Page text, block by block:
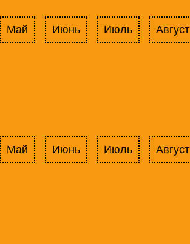
Май Июнь Июль Август
Май Июнь Июль Август